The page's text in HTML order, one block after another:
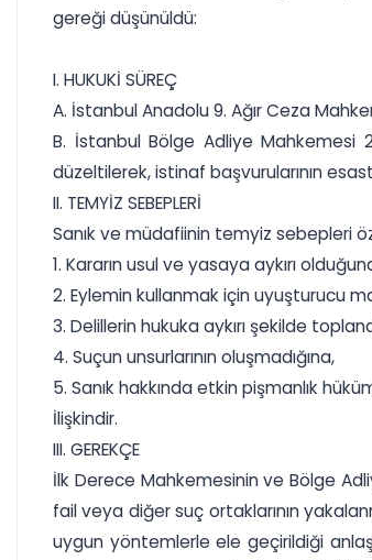
gereği düşünüldü:
I. HUKUKİ SÜREÇ
A. İstanbul Anadolu 9. Ağır Ceza
B. İstanbul Bölge Adliye Mahkemesi
düzeltilerek, istinaf başvurularının
II. TEMYİZ SEBEPLERİ
Sanık ve müdafiinin temyiz sebepleri
1. Kararın usul ve yasaya aykırı
2. Eylemin kullanmak için uyuşturucu
3. Delillerin hukuka aykırı şekilde
4. Suçun unsurlarının oluşmadığına,
5. Sanık hakkında etkin pişmanlık
İlişkindir.
III. GEREKÇE
İlk Derece Mahkemesinin ve Bölge
fail veya diğer suç ortaklarının
uygun yöntemlerle ele geçirildiği